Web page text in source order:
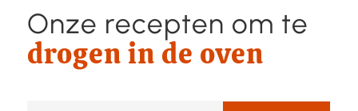
Onze recepten om te
drogen in de oven